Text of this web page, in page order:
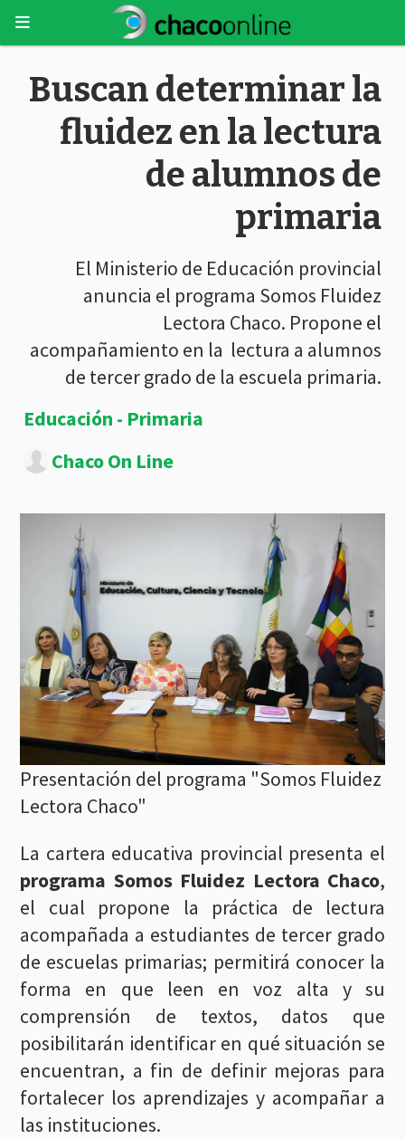
Buscan determinar la
fluidez en la lectura
de alumnos de
primaria
El Ministerio de Educación provincial
anuncia el programa Somos Fluidez
Lectora Chaco. Propone el
acompañamiento en la lectura a alumnos
de tercer grado de la escuela primaria.
Educación - Primaria
Chaco On Line
Presentación del programa "Somos Fluidez
Lectora Chaco"
La cartera educativa provincial presenta el
programa Somos Fluidez Lectora Chaco,
el cual propone la práctica de lectura
acompañada a estudiantes de tercer grado
de escuelas primarias; permitirá conocer la
forma en que leen en voz alta y su
comprensión de textos, datos que
posibilitarán identificar en qué situación se
encuentran, a fin de definir mejoras para
fortalecer los aprendizajes y acompañar a
las instituciones.